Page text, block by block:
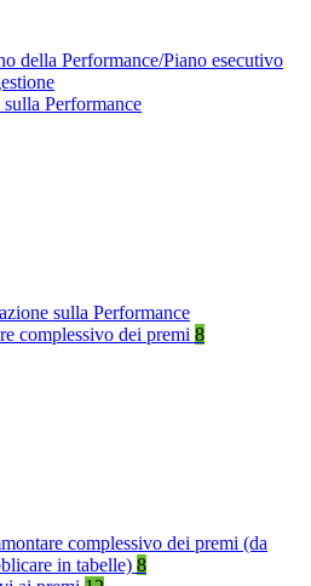
della Performance/Piano esecutivo
Performance
sulla Performance
complessivo dei premi 8
complessivo dei premi (da
in tabelle) 8